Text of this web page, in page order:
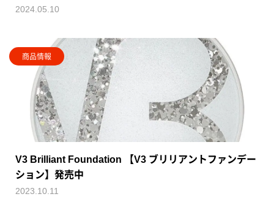
2024.05.10
商品情報
V3 Brilliant Foundation 【V3 ブリリアントファンデー
ション】発売中
2023.10.11